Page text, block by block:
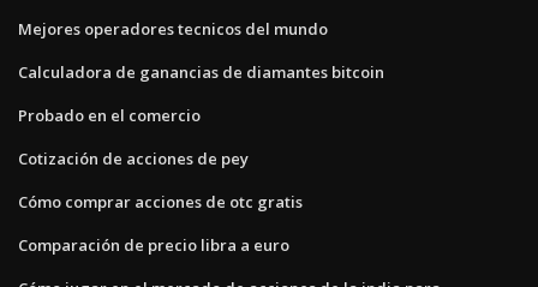
Mejores operadores tecnicos del mundo
Calculadora de ganancias de diamantes bitcoin
Probado en el comercio
Cotización de acciones de pey
Cómo comprar acciones de otc gratis
Comparación de precio libra a euro